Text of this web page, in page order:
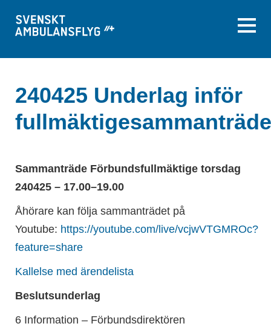
240425 Underlag inför
fullmäktigesammanträde
Sammanträde Förbundsfullmäktige torsdag
240425 – 17.00–19.00
Åhörare kan följa sammanträdet på
Youtube: https://youtube.com/live/vcjwVTGMROc?
feature=share
Kallelse med ärendelista
Beslutsunderlag
6 Information – Förbundsdirektören